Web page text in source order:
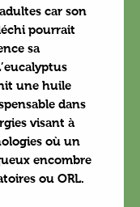
car son
pourrait
sa
une huile
dans
visant à
où un
encombre
ou ORL.